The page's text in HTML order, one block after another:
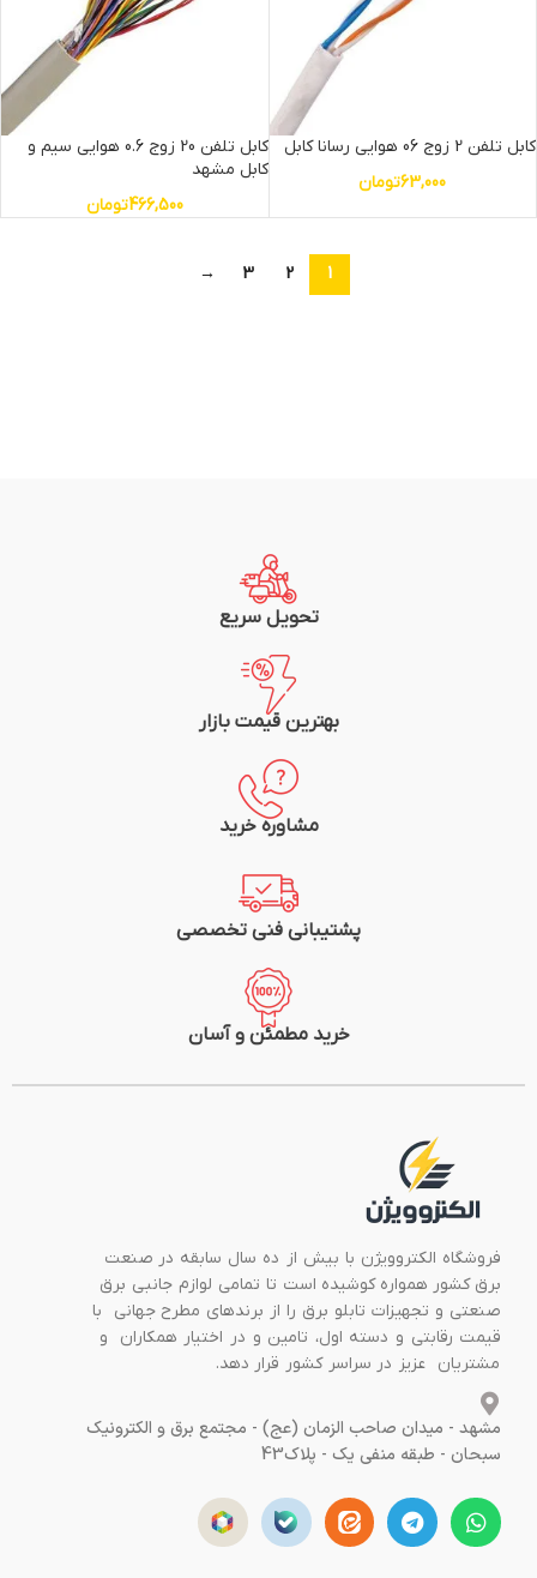
کابل تلفن 2 زوج 06 هوایی رسانا کابل
63,000تومان
کابل تلفن 20 زوج 0.6 هوایی سیم و
کابل مشهد
466,500تومان
1
2
3
→
تحویل سریع
بهترین قیمت بازار
مشاوره خرید
پشتیبانی فنی تخصصی
خرید مطمئن و آسان
فروشگاه الکتروویژن با بیش از ده سال سابقه در صنعت
برق کشور همواره کوشیده است تا تمامی لوازم جانبی برق
صنعتی و تجهیزات تابلو برق را از برندهای مطرح جهانی با
قیمت رقابتی و دسته اول، تامین و در اختیار همکاران و
مشتریان عزیز در سراسر کشور قرار دهد.
مشهد - میدان صاحب الزمان (عج) - مجتمع برق و الکترونیک
سبحان - طبقه منفی یک - پلاک43